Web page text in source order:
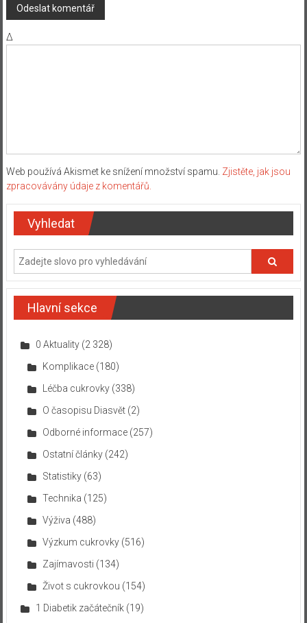
Δ
Web používá Akismet ke snížení množství spamu. Zjistěte, jak jsou
zpracovávány údaje z komentářů.
Vyhledat
Hlavní sekce
0 Aktuality(2 328)
Komplikace(180)
Léčba cukrovky(338)
O časopisu Diasvět(2)
Odborné informace(257)
Ostatní články(242)
Statistiky(63)
Technika (125)
Výživa (488)
Výzkum cukrovky(516)
Zajímavosti (134)
Život s cukrovkou (154)
1 Diabetik začátečník(19)